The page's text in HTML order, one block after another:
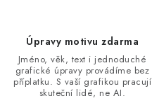
Úpravy motivu zdarma
Jméno, věk, text i jednoduché
grafické úpravy provádíme bez
příplatku. S vaší grafikou pracují
skuteční lidé, ne AI.